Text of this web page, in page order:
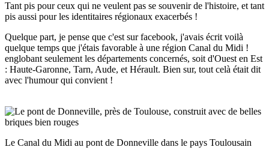
Tant pis pour ceux qui ne veulent pas se souvenir de l'histoire, et tant
pis aussi pour les identitaires régionaux exacerbés !
Quelque part, je pense que c'est sur facebook, j'avais écrit voilà
quelque temps que j'étais favorable à une région Canal du Midi !
englobant seulement les départements concernés, soit d'Ouest en Est
: Haute-Garonne, Tarn, Aude, et Hérault. Bien sur, tout celà était dit
avec l'humour qui convient !
Le Canal du Midi au pont de Donneville dans le pays Toulousain